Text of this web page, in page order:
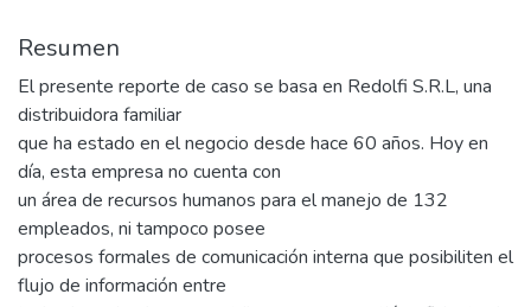
Resumen
El presente reporte de caso se basa en Redolfi S.R.L, una
distribuidora familiar
que ha estado en el negocio desde hace 60 años. Hoy en
día, esta empresa no cuenta con
un área de recursos humanos para el manejo de 132
empleados, ni tampoco posee
procesos formales de comunicación interna que posibiliten el
flujo de información entre